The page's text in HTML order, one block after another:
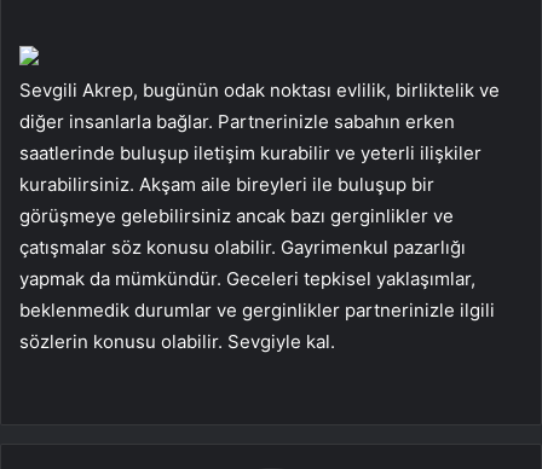
Sevgili Akrep, bugünün odak noktası evlilik, birliktelik ve
diğer insanlarla bağlar. Partnerinizle sabahın erken
saatlerinde buluşup iletişim kurabilir ve yeterli ilişkiler
kurabilirsiniz. Akşam aile bireyleri ile buluşup bir
görüşmeye gelebilirsiniz ancak bazı gerginlikler ve
çatışmalar söz konusu olabilir. Gayrimenkul pazarlığı
yapmak da mümkündür. Geceleri tepkisel yaklaşımlar,
beklenmedik durumlar ve gerginlikler partnerinizle ilgili
sözlerin konusu olabilir. Sevgiyle kal.